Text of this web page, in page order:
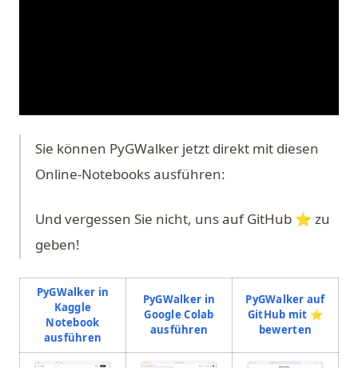
Sie können PyGWalker jetzt direkt mit diesen
Online-Notebooks ausführen:
Und vergessen Sie nicht, uns auf GitHub ⭐️ zu
geben!
PyGWalker in
Kaggle
Notebook
ausführen (opens in a new tab)
PyGWalker in
Google Colab
ausführen (opens in a new tab)
PyGWalker auf
GitHub mit ⭐️
bewerten